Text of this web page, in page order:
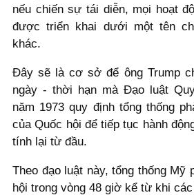
nếu chiến sự tái diễn, mọi hoạt
được triển khai dưới một tên
khác.
Đây sẽ là cơ sở để ông Trump
ngày - thời hạn mà Đạo luật
năm 1973 quy định tổng thống
của Quốc hội để tiếp tục hành
tính lại từ đầu.
Theo đạo luật này, tổng thống Mỹ
hội trong vòng 48 giờ kể từ khi